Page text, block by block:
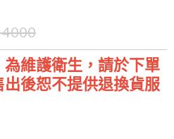
4000
維護衛生，請於下單
後恕不提供退換貨服